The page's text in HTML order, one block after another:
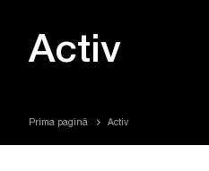
Activ
Prima pagină Activ